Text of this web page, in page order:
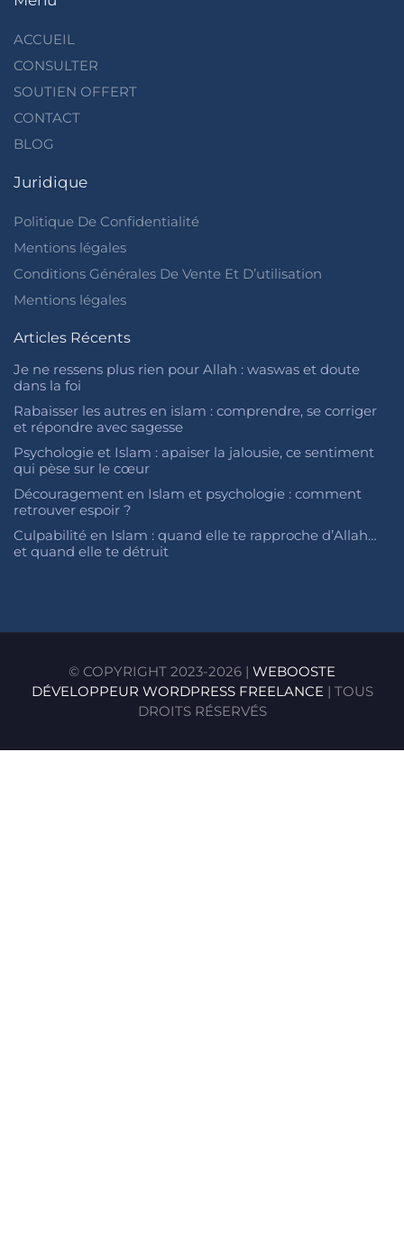
ACCUEIL
CONSULTER
SOUTIEN OFFERT
CONTACT
BLOG
Juridique
Politique De Confidentialité
Mentions légales
Conditions Générales De Vente Et D’utilisation
Mentions légales
Articles Récents
Je ne ressens plus rien pour Allah : waswas et doute
dans la foi
Rabaisser les autres en islam : comprendre, se corriger
et répondre avec sagesse
Psychologie et Islam : apaiser la jalousie, ce sentiment
qui pèse sur le cœur
Découragement en Islam et psychologie : comment
retrouver espoir ?
Culpabilité en Islam : quand elle te rapproche d’Allah…
et quand elle te détruit
© COPYRIGHT 2023-2026 | WEBOOSTE
DÉVELOPPEUR WORDPRESS FREELANCE| TOUS
DROITS RÉSERVÉS